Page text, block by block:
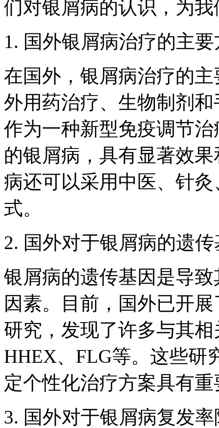
们对银屑病的认识，为
1. 国外银屑病治疗的主
在国外，银屑病治疗的
外用药治疗、生物制剂
作为一种新型免疫调节
的银屑病，具有显著效
病还可以采用中医、针
式。
2. 国外对于银屑病的遗
银屑病的遗传基因是导
因素。目前，国外已开
研究，发现了许多与其
HHEX、FLG等。这些研
定个性化治疗方案具有
3. 国外对于银屑病复发